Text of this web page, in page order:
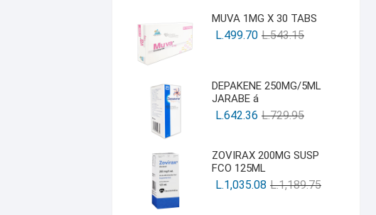
MUVA 1MG X 30 TABS
L.543.15
L.499.70
DEPAKENE 250MG/5ML
JARABE á
L.729.95
L.642.36
ZOVIRAX 200MG SUSP
FCO 125ML
L.1,189.75
L.1,035.08